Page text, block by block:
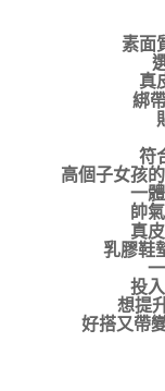
素面
真
綁
符
高個子女孩
一
帥
真
乳膠鞋
投
想提
好搭又帶